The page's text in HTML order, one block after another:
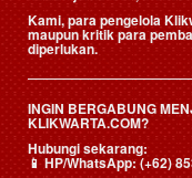
Kami, para pengelola
maupun kritik para
diperlukan.
INGIN BERGABUNG
KLIKWARTA.COM?
Hubungi sekarang:
📱HP/WhatsApp:(+62)